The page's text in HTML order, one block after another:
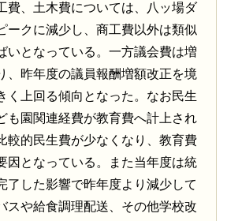
費、土木費については、八ッ場ダ
ークに減少し、商工費以外は類似
いとなっている。一方議会費は増
、昨年度の議員報酬増額改正を境
く上回る傾向となった。なお民生
も園関連経費が教育費へ計上され
較的民生費が少なくなり、教育費
因となっている。また当年度は統
了した影響で昨年度より減少して
スや給食調理配送、その他学校改